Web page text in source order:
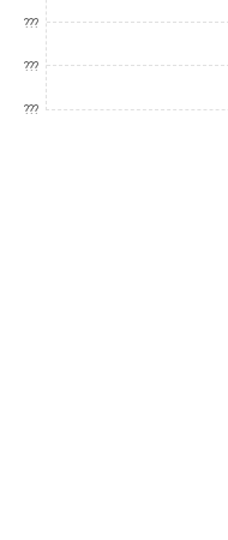
???
???
???